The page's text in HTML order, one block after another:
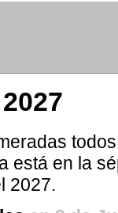
está en la
2027.